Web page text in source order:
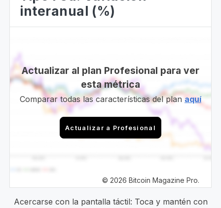
interanual (%)
Actualizar al plan Profesional para ver
esta métrica
Comparar todas las características del planaquí
Actualizar a Profesional
© 2026 Bitcoin Magazine Pro.
Acercarse con la pantalla táctil: Toca y mantén con